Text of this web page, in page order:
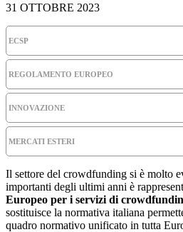
31 OTTOBRE 2023
ECSP
REGOLAMENTO EUROPEO
INNOVAZIONE
MERCATI ESTERI
Il settore del crowdfunding si è molto
importanti degli ultimi anni è
Europeo per i servizi di
sostituisce la normativa italiana
quadro normativo unificato in tutta